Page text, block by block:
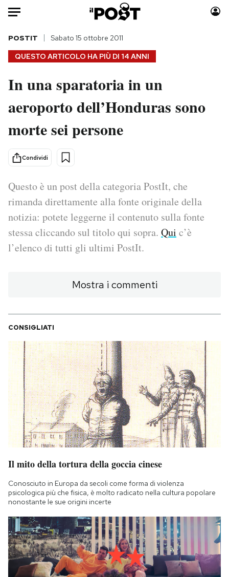
Auto
HOME
Italia
Politica
Tecnologia
Scienza
Economia
Sport
Moda
Consumismi
Altrecose
Mondiali calcio 2026
PODCAST
NEWSLETTER
I MIEI PREFERITI
SHOP
CALENDARIO
AREA PERSONALE
Area Personale
Notifiche mobile
Regala il Post
Hai bisogno di aiuto?
Esci
QUESTO ARTICOLO HA PIÙ DI 14 ANNI
POSTIT Sabato 15 ottobre 2011
In una sparatoria in un
aeroporto dell’Honduras sono
morte sei persone
Condividi
Questo è un post della categoria PostIt, che
rimanda direttamente alla fonte originale della
notizia: potete leggerne il contenuto sulla fonte
stessa cliccando sul titolo qui sopra. Qui c’è
l’elenco di tutti gli ultimi PostIt.
Mostra i commenti
CONSIGLIATI
Il mito della tortura della goccia cinese
Conosciuto in Europa da secoli come forma di violenza
psicologica più che fisica, è molto radicato nella cultura popolare
nonostante le sue origini incerte